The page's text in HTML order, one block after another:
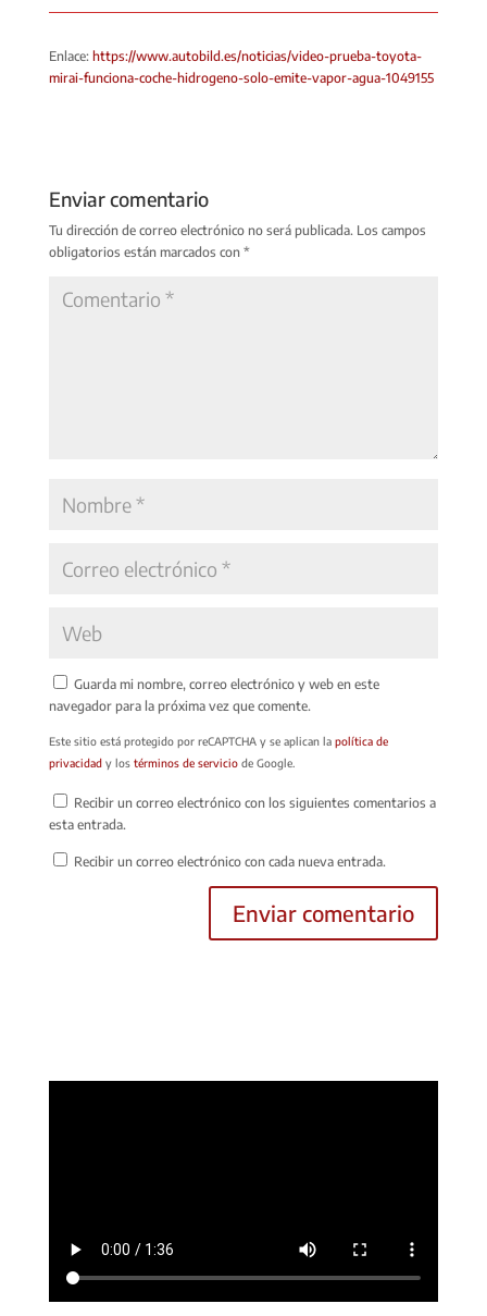
Enlace: https://www.autobild.es/noticias/video-prueba-toyota-
mirai-funciona-coche-hidrogeno-solo-emite-vapor-agua-1049155
Enviar comentario
Tu dirección de correo electrónico no será publicada. Los campos
obligatorios están marcados con *
Guarda mi nombre, correo electrónico y web en este
navegador para la próxima vez que comente.
Este sitio está protegido por reCAPTCHA y se aplican la política de
privacidady los términos de serviciode Google.
Recibir un correo electrónico con los siguientes comentarios a
esta entrada.
Recibir un correo electrónico con cada nueva entrada.